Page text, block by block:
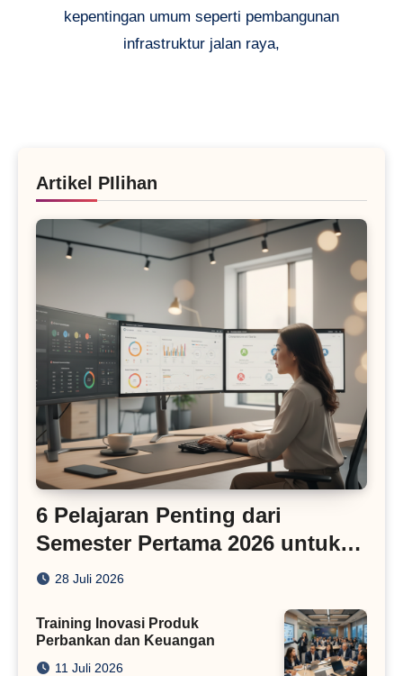
kepentingan umum seperti pembangunan
infrastruktur jalan raya,
Artikel PIlihan
6 Pelajaran Penting dari
Semester Pertama 2026 untuk
Bisnis Digital
28 Juli 2026
Training Inovasi Produk
Perbankan dan Keuangan
11 Juli 2026